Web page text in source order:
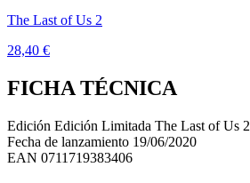
The Last of Us 2
28,40 €
FICHA TÉCNICA
Edición Edición Limitada The Last of Us 2
Fecha de lanzamiento 19/06/2020
EAN 0711719383406